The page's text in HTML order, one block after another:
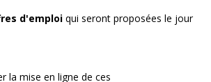
d'emploi qui seront proposées le jour
la mise en ligne de ces